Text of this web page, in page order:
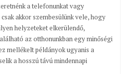
a telefonunkat vagy
akkor szembesülünk vele, hogy
helyzeteket elkerülendő,
az otthonunkban egy minőségi
mellékelt példányok ugyanis a
a hosszú távú mindennapi